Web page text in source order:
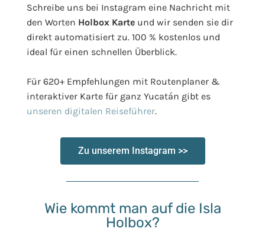
Schreibe uns bei Instagram eine Nachricht mit
den Worten Holbox Karte und wir senden sie dir
direkt automatisiert zu. 100 % kostenlos und
ideal für einen schnellen Überblick.
Für 620+ Empfehlungen mit Routenplaner &
interaktiver Karte für ganz Yucatán gibt es
unseren digitalen Reiseführer.
Zu unserem Instagram >>
Wie kommt man auf die Isla
Holbox?